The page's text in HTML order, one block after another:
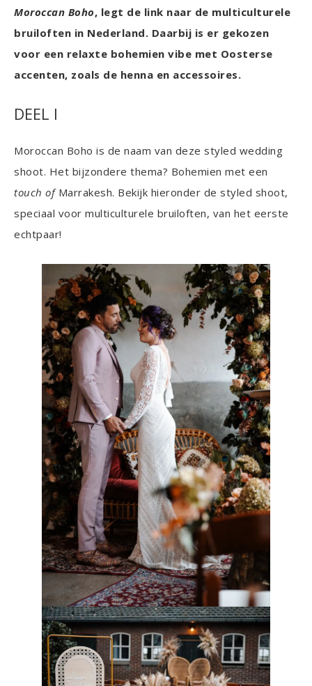
Moroccan Boho, legt de link naar de multiculturele
bruiloften in Nederland. Daarbij is er gekozen
voor een relaxte bohemien vibe met Oosterse
accenten, zoals de henna en accessoires.
DEEL I
Moroccan Boho is de naam van deze styled wedding
shoot. Het bijzondere thema? Bohemien met een
touch of Marrakesh. Bekijk hieronder de styled shoot,
speciaal voor multiculturele bruiloften, van het eerste
echtpaar!